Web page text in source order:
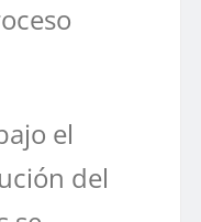
el
del